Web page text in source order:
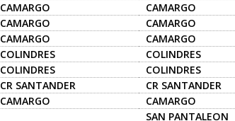
CAMARGO
CAMARGO
CAMARGO
CAMARGO
CAMARGO
CAMARGO
COLINDRES
COLINDRES
COLINDRES
COLINDRES
CR SANTANDER
CR SANTANDER
CAMARGO
CAMARGO
SAN PANTALEON